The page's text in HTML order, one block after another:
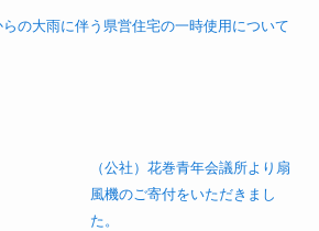
の大雨に伴う県営住宅の一時使用について
（公社）花巻青年会議所より扇
風機のご寄付をいただきまし
た。